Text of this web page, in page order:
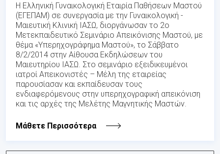
Η Ελληνική Γυναικολογική Εταιρία Παθήσεων Μαστού
(ΕΓΕΠΑΜ) σε συνεργασία με την Γυναικολογική -
Μαιευτική Κλινική ΙΑΣΩ, διοργάνωσαν το 2ο
Μετεκπαιδευτικό Σεμινάριο Απεικόνισης Μαστού, με
θέμα «Υπερηχογράφημα Μαστού», το Σάββατο
8/2/2014 στην Αίθουσα Εκδηλώσεων του
Μαιευτηρίου ΙΑΣΩ. Στο σεμινάριο εξειδικευμένοι
ιατροί Απεικονιστές – Μέλη της εταιρείας
παρουσίασαν και εκπαίδευσαν τους
ενδιαφερόμενους στην υπερηχογραφική απεικόνιση
και τις αρχές της Μελέτης Μαγνητικής Μαστών.
Μάθετε Περισσότερα